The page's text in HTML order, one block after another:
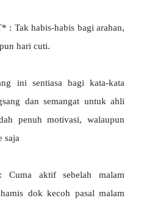
: Tak habis-habis bagi arahan,
hari cuti.
ini sentiasa bagi kata-kata
dan semangat untuk ahli
penuh motivasi, walaupun
saja
aktif sebelah malam
dok kecoh pasal malam